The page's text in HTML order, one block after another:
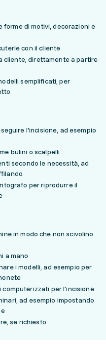
forme di motivi, decorazioni e
con il cliente
cliente, direttamente a partire
semplificati, per
l'incisione, ad esempio
bulini o scalpelli
secondo le necessità, ad
per riprodurre il
in modo che non scivolino
a mano
i modelli, ad esempio per
per l'incisione
ad esempio impostando
se richiesto